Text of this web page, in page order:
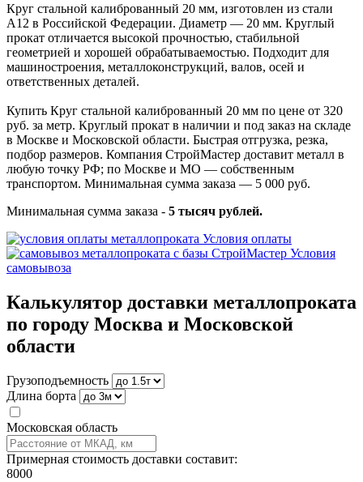
Круг стальной калиброванный 20 мм, изготовлен из стали
А12 в Российской Федерации. Диаметр — 20 мм. Круглый
прокат отличается высокой прочностью, стабильной
геометрией и хорошей обрабатываемостью. Подходит для
машиностроения, металлоконструкций, валов, осей и
ответственных деталей.
Купить Круг стальной калиброванный 20 мм по цене от 320
руб. за метр. Круглый прокат в наличии и под заказ на складе
в Москве и Московской области. Быстрая отгрузка, резка,
подбор размеров. Компания СтройМастер доставит металл в
любую точку РФ; по Москве и МО — собственным
транспортом. Минимальная сумма заказа — 5 000 руб.
Минимальная сумма заказа - 5 тысяч рублей.
Условия оплаты
Условия
самовывоза
Калькулятор доставки металлопроката
по городу Москва и Московской
области
Грузоподъемность
Длина борта
Московская область
Примерная стоимость доставки составит:
8000